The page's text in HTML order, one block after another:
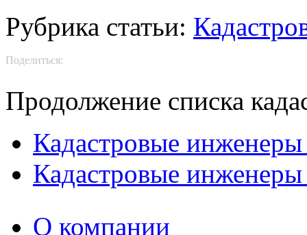
Рубрика статьи:
Поделиться:
Продолжение списка
Кадастровые
Кадастровые
О компании